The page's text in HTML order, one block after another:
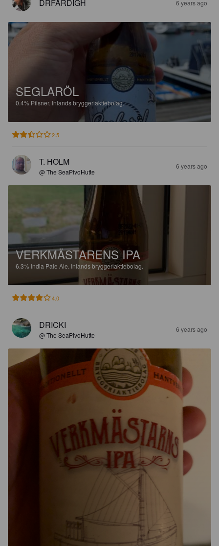
DRFARDIGH 6 years ago
SEGLARÖL
0.4% Pilsner. Inlands bryggeriaktiebolag.
2.5
T. HOLM
@ The SeaPivoHutte
6 years ago
VERKMÄSTARENS IPA
6.3% India Pale Ale. Inlands bryggeriaktiebolag.
4.0
DRICKI
@ The SeaPivoHutte
6 years ago